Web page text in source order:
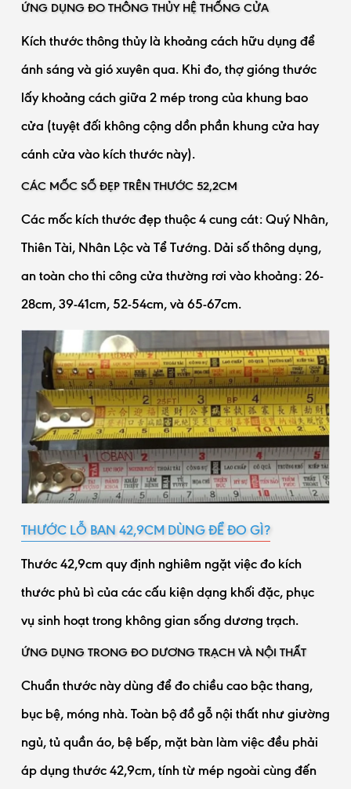
ỨNG DỤNG ĐO THÔNG THỦY HỆ THỐNG CỬA
Kích thước thông thủy là khoảng cách hữu dụng để
ánh sáng và gió xuyên qua. Khi đo, thợ gióng thước
lấy khoảng cách giữa 2 mép trong của khung bao
cửa (tuyệt đối không cộng dồn phần khung cửa hay
cánh cửa vào kích thước này).
CÁC MỐC SỐ ĐẸP TRÊN THƯỚC 52,2CM
Các mốc kích thước đẹp thuộc 4 cung cát: Quý Nhân,
Thiên Tài, Nhân Lộc và Tể Tướng. Dải số thông dụng,
an toàn cho thi công cửa thường rơi vào khoảng: 26-
28cm, 39-41cm, 52-54cm, và 65-67cm.
THƯỚC LỖ BAN 42,9CM DÙNG ĐỂ ĐO GÌ?
Thước 42,9cm quy định nghiêm ngặt việc đo kích
thước phủ bì của các cấu kiện dạng khối đặc, phục
vụ sinh hoạt trong không gian sống dương trạch.
ỨNG DỤNG TRONG ĐO DƯƠNG TRẠCH VÀ NỘI THẤT
Chuẩn thước này dùng để đo chiều cao bậc thang,
bục bệ, móng nhà. Toàn bộ đồ gỗ nội thất như giường
ngủ, tủ quần áo, bệ bếp, mặt bàn làm việc đều phải
áp dụng thước 42,9cm, tính từ mép ngoài cùng đến